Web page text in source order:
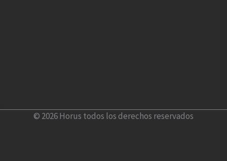
© 2026 Horus todos los derechos reservados